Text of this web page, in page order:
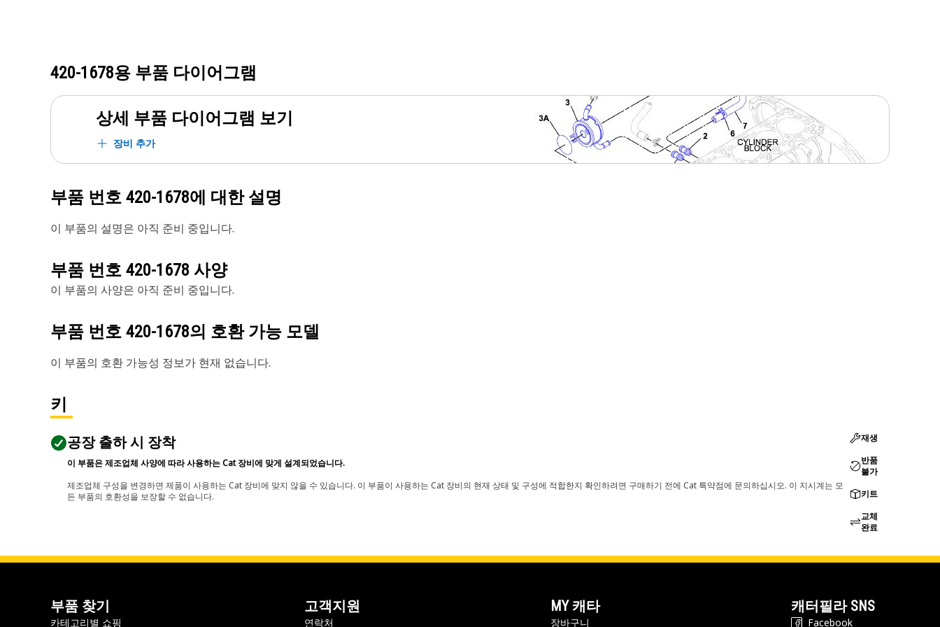
420-1678용 부품 다이어그램
상세 부품 다이어그램 보기
장비 추가
부품 번호 420-1678에 대한 설명
이 부품의 설명은 아직 준비 중입니다.
부품 번호 420-1678 사양
이 부품의 사양은 아직 준비 중입니다.
부품 번호 420-1678의 호환 가능 모델
이 부품의 호환 가능성 정보가 현재 없습니다.
키
공장 출하 시 장착
이 부품은 제조업체 사양에 따라 사용하는 Cat 장비에 맞게 설계되었습니다.
제조업체 구성을 변경하면 제품이 사용하는 Cat 장비에 맞지 않을 수 있습니다. 이 부품이 사용하는 Cat 장비의 현재 상태 및 구성에 적합한지 확인하려면 구매하기 전에 Cat 특약점에 문의하십시오. 이 지시계는 모
든 부품의 호환성을 보장할 수 없습니다.
재생
반품
불가
키트
교체
완료
부품 찾기
카테고리별 쇼핑
고객지원
연락처
MY 캐타
장바구니
캐터필라 SNS
Facebook